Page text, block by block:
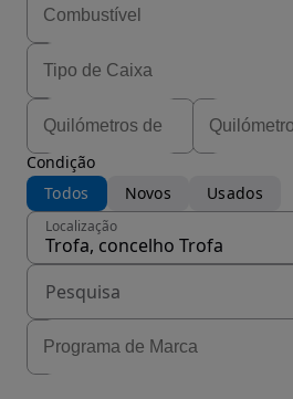
Condição
Todos
Novos Usados
Localização
Trofa, concelho Trofa